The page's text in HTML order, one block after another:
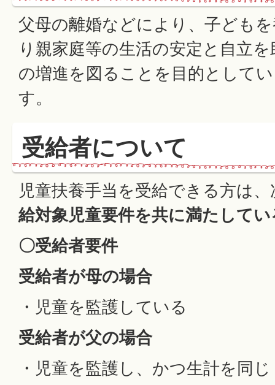
父母の離婚などにより、子ども
り親家庭等の生活の安定と自立
の増進を図ることを目的として
す。
受給者について
児童扶養手当を受給できる方は、
給対象児童要件を共に満たして
〇受給者要件
受給者が母の場合
・児童を監護している
受給者が父の場合
・児童を監護し、かつ生計を同